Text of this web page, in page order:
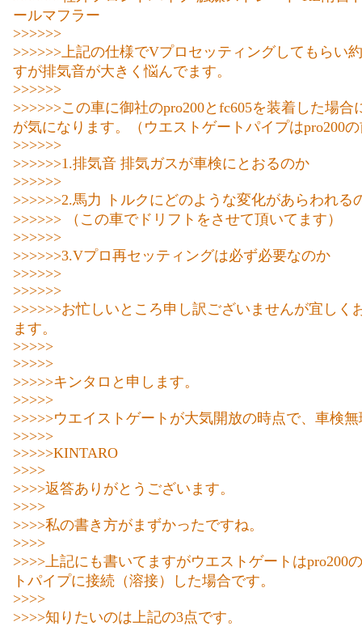
ールマフラー
>>>>>>
>>>>>>上記の仕様でVプロセッティングしてもらい
すが排気音が大きく悩んでます。
>>>>>>
>>>>>>この車に御社のpro200とfc605を装着した場合
が気になります。（ウエストゲートパイプはpro200
>>>>>>
>>>>>>1.排気音 排気ガスが車検にとおるのか
>>>>>>
>>>>>>2.馬力 トルクにどのような変化があらわれる
>>>>>> （この車でドリフトをさせて頂いてます）
>>>>>>
>>>>>>3.Vプロ再セッティングは必ず必要なのか
>>>>>>
>>>>>>
>>>>>>お忙しいところ申し訳ございませんが宜しく
ます。
>>>>>
>>>>>
>>>>>キンタロと申します。
>>>>>
>>>>>ウエイストゲートが大気開放の時点で、車検
>>>>>
>>>>>KINTARO
>>>>
>>>>返答ありがとうございます。
>>>>
>>>>私の書き方がまずかったですね。
>>>>
>>>>上記にも書いてますがウエストゲートはpro200
トパイプに接続（溶接）した場合です。
>>>>
>>>>知りたいのは上記の3点です。